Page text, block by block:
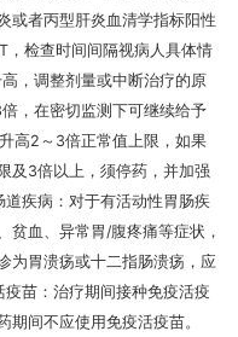
或者丙型肝炎血清学指标阳性
，检查时间间隔视病人具体情
，调整剂量或中断治疗的原
，在密切监测下可继续给予
高2～3倍正常值上限，如果
及3倍以上，须停药，并加强
疾病：对于有活动性胃肠疾
贫血、异常胃/腹疼痛等症状，
为胃溃疡或十二指肠溃疡，应
苗：治疗期间接种免疫活疫
间不应使用免疫活疫苗。